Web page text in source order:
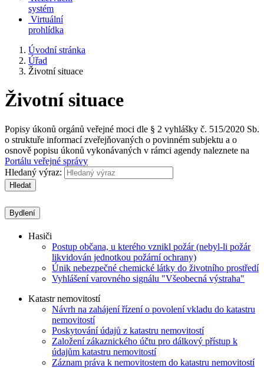
systém
Virtuální
prohlídka
Úvodní stránka
Úřad
Životní situace
Životní situace
Popisy úkonů orgánů veřejné moci dle § 2 vyhlášky č. 515/2020 Sb.
o struktuře informací zveřejňovaných o povinném subjektu a o
osnově popisu úkonů vykonávaných v rámci agendy naleznete na
Portálu veřejné správy
Hledaný výraz:
Hledat
Bydlení
Hasiči
Postup občana, u kterého vznikl požár (nebyl-li požár
likvidován jednotkou požární ochrany)
Únik nebezpečné chemické látky do životního prostředí
Vyhlášení varovného signálu "Všeobecná výstraha"
Katastr nemovitostí
Návrh na zahájení řízení o povolení vkladu do katastru
nemovitostí
Poskytování údajů z katastru nemovitostí
Založení zákaznického účtu pro dálkový přístup k
údajům katastru nemovitostí
Záznam práva k nemovitostem do katastru nemovitostí